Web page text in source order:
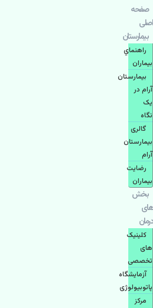
صفحه
اصلی
بيمارستان
راهنماي
بیماران
بیمارستان
آرام در
یک
نگاه
گالری
بیمارستان
آرام
رضایت
بیماران
بخش
های
درمان
کلینیک
های
تخصصی
آزمایشگاه
پاتوبیولوژی
مرکز